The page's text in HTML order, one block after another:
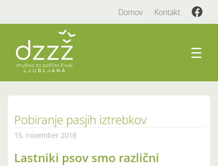
Domov Kontakt
☰
Pobiranje pasjih iztrebkov
15. november 2018
Lastniki psov smo različni